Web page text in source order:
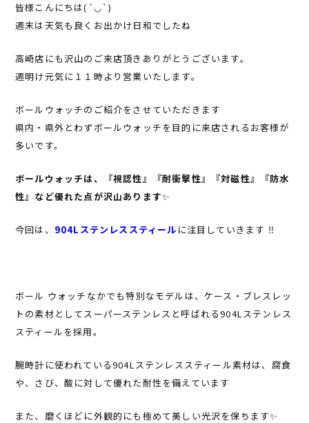
皆様こんにちは(´◡`)
週末は天気も良くお出かけ日和でしたね
高崎店にも沢山のご来店頂きありがとうございます。
週明け元気に１１時より営業いたします。
ボールウォッチのご紹介をさせていただきます
県内・県外とわずボールウォッチを目的に来店されるお客様が
多いです。
ボールウォッチは、『視認性』『耐衝撃性』『対磁性』『防水
性』など優れた点が沢山あります✨
今回は、 904Lステンレススティール に注目していきます ‼︎
ボール ウォッチなかでも特別なモデルは、ケース・ブレスレッ
トの素材としてスーパーステンレスと呼ばれる904Lステンレス
スティールを採用。
腕時計に使われている904Lステンレススティール素材は、腐食
や、さび、酸に対して優れた耐性を備えています
また、磨くほどに外観的にも極めて美しい光沢を保ちます✨